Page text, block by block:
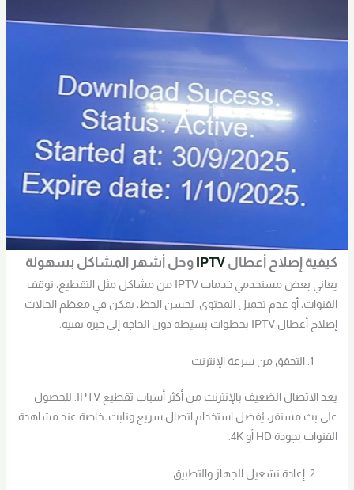
كيفية إصلاح أعطالIPTV وحل أشهر المشاكل بسهولة
يعاني بعض مستخدمي خدمات IPTV من مشاكل مثل التقطيع، توقف
القنوات، أو عدم تحميل المحتوى. لحسن الحظ، يمكن في معظم الحالات
إصلاح أعطال IPTV بخطوات بسيطة دون الحاجة إلى خبرة تقنية.
التحقق من سرعة الإنترنت
يعد الاتصال الضعيف بالإنترنت من أكثر أسباب تقطيع IPTV. للحصول
على بث مستقر، يُفضل استخدام اتصال سريع وثابت، خاصة عند مشاهدة
القنوات بجودة HD أو 4K.
إعادة تشغيل الجهاز والتطبيق